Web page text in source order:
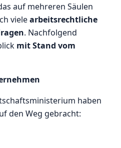
auf mehreren Säulen
vielearbeitsrechtliche
. Nachfolgend
mit Stand vom
haben
den Weg gebracht: